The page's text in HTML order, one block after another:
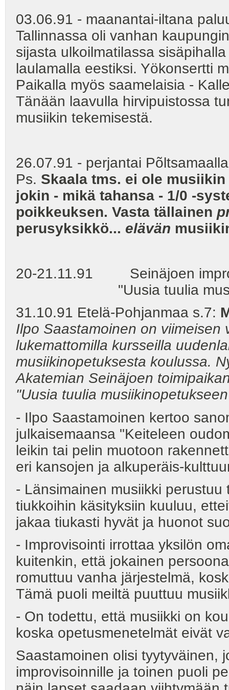
03.06.91 - maanantai-iltana
Tallinnassa oli vanhan
sijasta ulkoilmatilassa
laulamalla eestiksi. Yökonsertti
Paikalla myös saamelaisia -
Tänään laavulla hirvipuistossa
musiikin tekemisestä.
26.07.91 - perjantai Põltsamaalla
Ps. Skaala tms. ei ole
jokin - mikä tahansa - 1/0 -
poikkeuksen. Vasta tällainen
perusyksikkö... elävän
20-21.11.91 Seinäjoen
"Uusia tuulia
31.10.91 Etelä-Pohjanmaa s.7:
Ilpo Saastamoinen on viimeisen
lukemattomilla kursseilla
musiikinopetuksesta koulussa.
Akatemian Seinäjoen
"Uusia tuulia
- Ilpo Saastamoinen kertoo
julkaisemaansa "Keiteleen
leikin tai pelin muotoon
eri kansojen ja alkuperäis-
- Länsimainen musiikki
tiukkoihin käsityksiin kuuluu,
jakaa tiukasti hyvät ja huonot
- Improvisointi irrottaa yksilön
kuitenkin, että jokainen
romuttuu vanha järjestelmä,
Tämä puoli meiltä puuttuu
- On todettu, että musiikki on
koska opetusmenetelmät eivät
Saastamoinen olisi tyytyväinen,
improvisoinnille ja toinen puoli